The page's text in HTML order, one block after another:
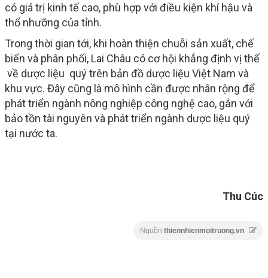
có giá trị kinh tế cao, phù hợp với điều kiện khí hậu và
thổ nhưỡng của tỉnh.
Trong thời gian tới, khi hoàn thiện chuỗi sản xuất, chế
biến và phân phối, Lai Châu có cơ hội khẳng định vị thế
về dược liệu quý trên bản đồ dược liệu Việt Nam và
khu vực. Đây cũng là mô hình cần được nhân rộng để
phát triển ngành nông nghiệp công nghệ cao, gắn với
bảo tồn tài nguyên và phát triển ngành dược liệu quý
tại nước ta.
Thu Cúc
Nguồn thiennhienmoitruong.vn